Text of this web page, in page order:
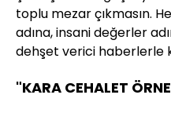
toplu mezar çıkmasın.
adına, insani değerler
dehşet verici haberlerle
"KARA CEHALET